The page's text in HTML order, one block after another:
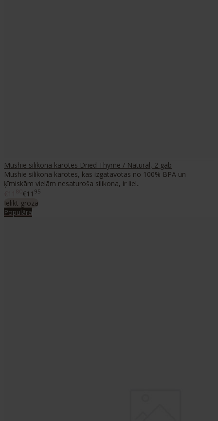
Mushie silikona karotes Dried Thyme / Natural, 2 gab
Mushie silikona karotes, kas izgatavotas no 100% BPA un
ķīmiskām vielām nesaturoša silikona, ir liel..
€11 95
Ielikt grozā
Populāra